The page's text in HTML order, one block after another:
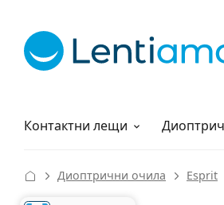
Контактни лещи
Разтвори
Как да поръчам?
Диоптрични очила Esprit